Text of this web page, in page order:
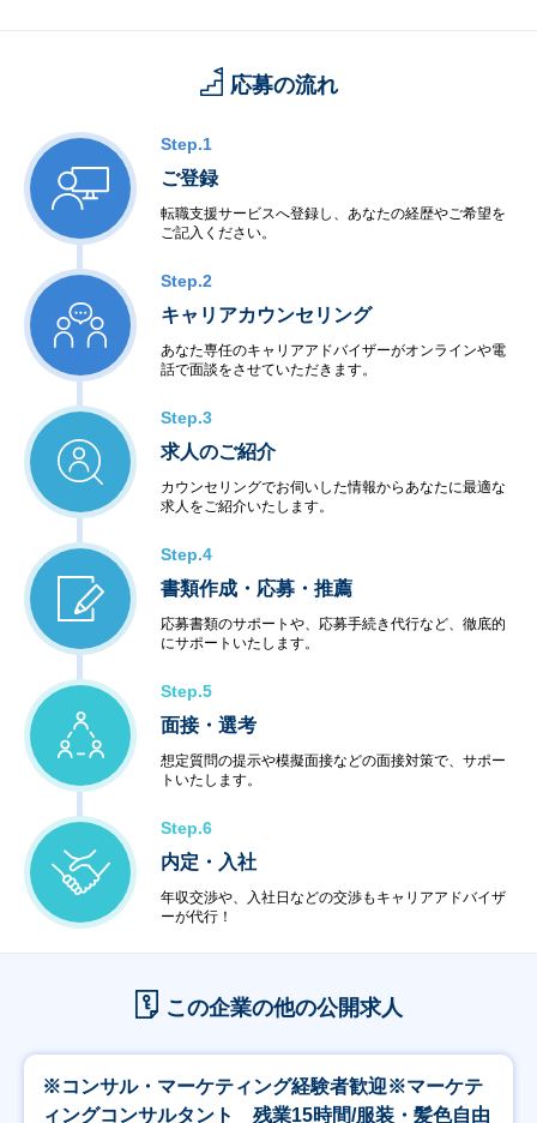
応募の流れ
Step.1
ご登録
転職支援サービスへ登録し、あなたの経歴やご希望を
ご記入ください。
Step.2
キャリアカウンセリング
あなた専任のキャリアアドバイザーがオンラインや電
話で面談をさせていただきます。
Step.3
求人のご紹介
カウンセリングでお伺いした情報からあなたに最適な
求人をご紹介いたします。
Step.4
書類作成・応募・推薦
応募書類のサポートや、応募手続き代行など、徹底的
にサポートいたします。
Step.5
面接・選考
想定質問の提示や模擬面接などの面接対策で、サポー
トいたします。
Step.6
内定・入社
年収交渉や、入社日などの交渉もキャリアアドバイザ
ーが代行！
この企業の他の公開求人
※コンサル・マーケティング経験者歓迎※マーケテ
ィングコンサルタント 残業15時間/服装・髪色自由